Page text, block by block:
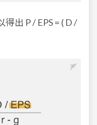
出 P / EPS = ( D /